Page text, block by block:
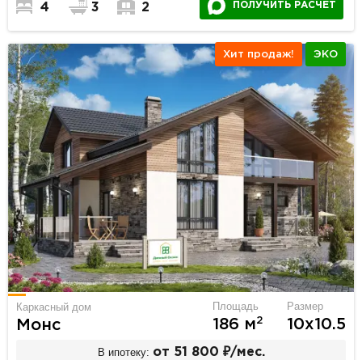
4 3 2 ПОЛУЧИТЬ РАСЧЕТ
Хит продаж! ЭКО
Каркасный дом
Монс
Площадь
186 м2
Размер
10х10.5
В ипотеку: от 51 800 ₽/мес.